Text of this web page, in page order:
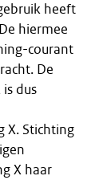
heeft
hiermee
courant
De
dus
X. Stichting
X haar